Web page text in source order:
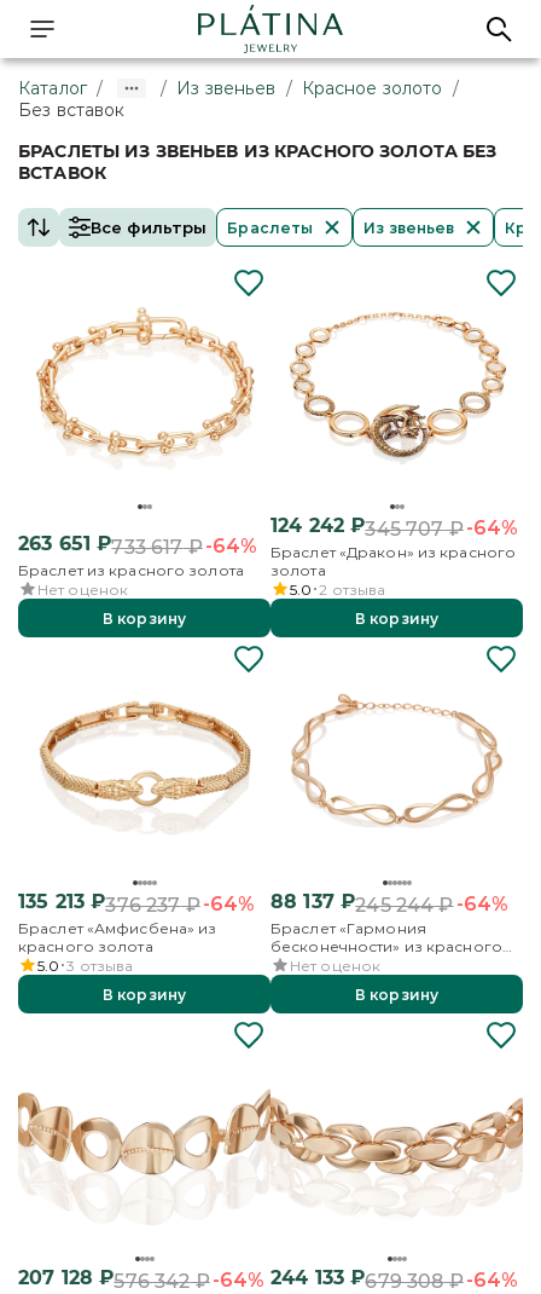
Каталог / / Из звеньев / Красное золото /
Без вставок
БРАСЛЕТЫ ИЗ ЗВЕНЬЕВ ИЗ КРАСНОГО ЗОЛОТА БЕЗ
ВСТАВОК
Все фильтры Браслеты Из звеньев
263 651 ₽733 617₽-64%
Браслет из красного золота
Нет оценок
В корзину
124 242 ₽345 707₽-64%
Браслет «Дракон» из красного
золота
5.0 2 отзыва
В корзину
135 213 ₽376 237₽-64%
Браслет «Амфисбена» из
красного золота
5.0 3 отзыва
В корзину
88 137₽245 244₽-64%
Браслет «Гармония
бесконечности» из красного
золота
Нет оценок
В корзину
207 128 ₽576 342₽-64% 244 133 ₽679 308₽-64%